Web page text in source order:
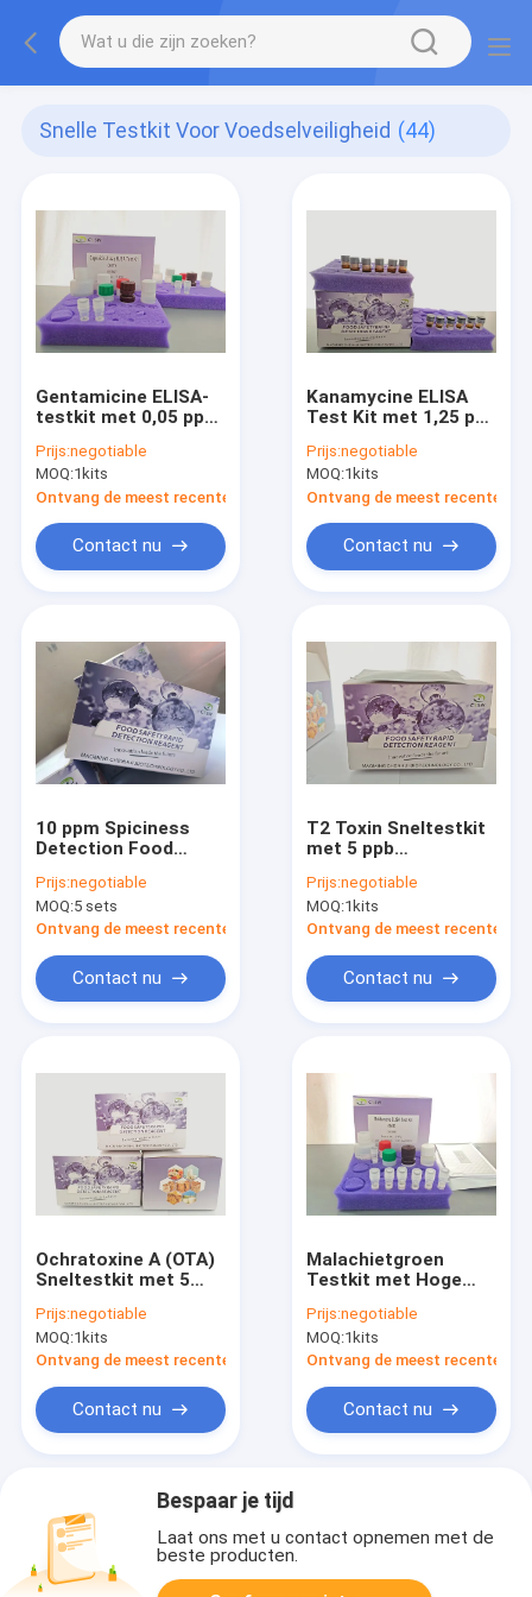
Snelle Testkit Voor Voedselveiligheid (44)
Gentamicine ELISA-
testkit met 0,05 ppm
80% hoog herstel en
8 min detectietijd
voor diervoeding,
melk en serum
Prijs:negotiable
MOQ:1kits
Ontvang de meest recente Prijs
Contact nu
Kanamycine ELISA
Test Kit met 1,25 ppb
110% Herstel en 1,5
Uur Detectietijd voor
Vaccin Serum en
Plasma
Prijs:negotiable
MOQ:1kits
Ontvang de meest recente
Contact nu
10 ppm Spiciness
Detection Food
Capsaïcine Assay
Test Kit 96T
Prijs:negotiable
MOQ:5 sets
Ontvang de meest recente Prijs
Contact nu
T2 Toxin Sneltestkit
met 5 ppb
minuten detectietijd
en 80-105% herstel
voor granen en
Prijs:negotiable
MOQ:1kits
Ontvang de meest recente
Contact nu
Ochratoxine A (OTA)
Sneltestkit met 5
10 min Detectietijd
en 80-105% Herstel
voor Granen en
Prijs:negotiable
MOQ:1kits
Ontvang de meest recente Prijs
Contact nu
Malachietgroen
Testkit met Hoge
105% en Snelle
Detectie in 10
minuten voor Vis- en
Watermonsters
Prijs:negotiable
MOQ:1kits
Ontvang de meest recente
Contact nu
Bespaar je tijd
Laat ons met u contact opnemen met de
beste producten.